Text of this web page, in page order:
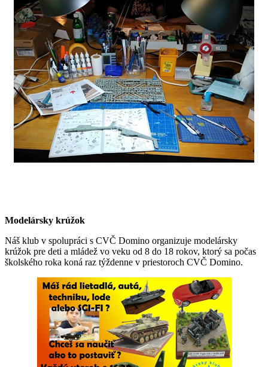
Modelársky krúžok
Náš klub v spolupráci s CVČ Domino organizuje modelársky
krúžok pre deti a mládež vo veku od 8 do 18 rokov, ktorý sa počas
školského roka koná raz týždenne v priestoroch CVČ Domino.